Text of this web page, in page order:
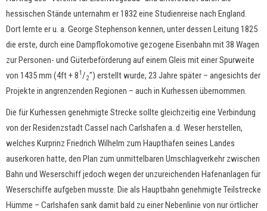
hessischen Stände unternahm er 1832 eine Studienreise nach England.
Dort lernte er u. a. George Stephenson kennen, unter dessen Leitung 1825
die erste, durch eine Dampflokomotive gezogene Eisenbahn mit 38 Wagen
zur Personen- und Güterbeförderung auf einem Gleis mit einer Spurweite
von 1435 mm (4ft + 81/2") erstellt wurde, 23 Jahre später – angesichts der
Projekte in angrenzenden Regionen – auch in Kurhessen übernommen.
Die für Kurhessen genehmigte Strecke sollte gleichzeitig eine Verbindung
von der Residenzstadt Cassel nach Carlshafen a. d. Weser herstellen,
welches Kurprinz Friedrich Wilhelm zum Haupthafen seines Landes
auserkoren hatte, den Plan zum unmittelbaren Umschlagverkehr zwischen
Bahn und Weserschiff jedoch wegen der unzureichenden Hafenanlagen für
Weserschiffe aufgeben musste. Die als Hauptbahn genehmigte Teilstrecke
Hümme – Carlshafen sank damit bald zu einer Nebenlinie von nur örtlicher